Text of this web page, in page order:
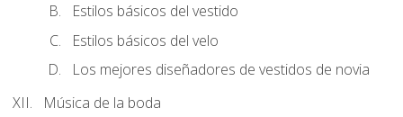
Estilos básicos del vestido
Estilos básicos del velo
Los mejores diseñadores de vestidos de novia
Música de la boda